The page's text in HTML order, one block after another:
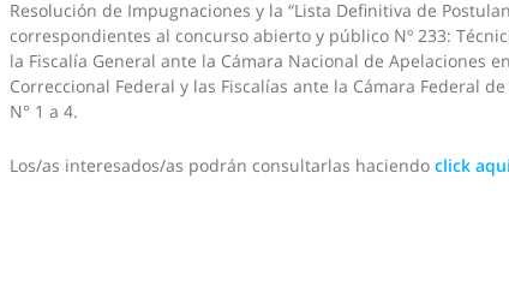
Resolución de Impugnaciones y la “Lista Definitiva de
correspondientes al concurso abierto y público Nº 233:
la Fiscalía General ante la Cámara Nacional de Apelaciones
Correccional Federal y las Fiscalías ante la Cámara Federal de
N° 1 a 4.
Los/as interesados/as podrán consultarlas haciendo click